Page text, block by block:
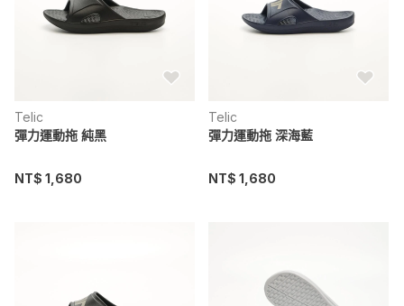
Telic
彈力運動拖 純黑
NT$ 1,680
Telic
彈力運動拖 深海藍
NT$ 1,680